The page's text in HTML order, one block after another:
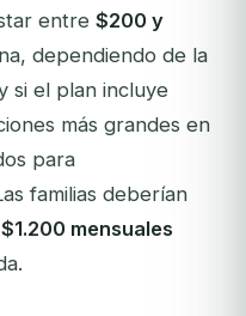
entre $200 y
dependiendo de la
si el plan incluye
más grandes en
para
familias deberían
mensuales